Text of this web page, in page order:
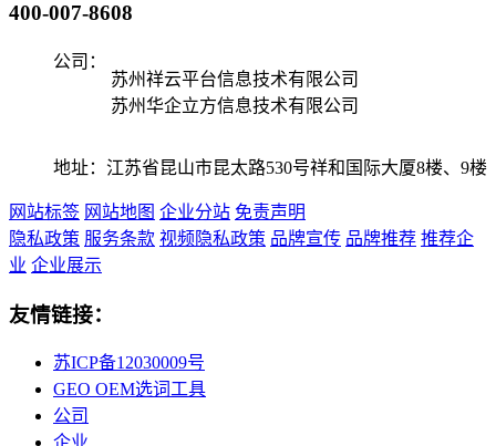
400-007-8608
公司：
苏州祥云平台信息技术有限公司
苏州华企立方信息技术有限公司
地址：江苏省昆山市昆太路530号祥和国际大厦8楼、9楼
网站标签 网站地图 企业分站 免责声明
隐私政策 服务条款 视频隐私政策 品牌宣传 品牌推荐 推荐企
业 企业展示
友情链接：
苏ICP备12030009号
GEO OEM选词工具
公司